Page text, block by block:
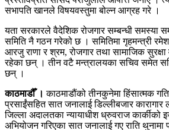
सभापति खानले विषयवस्तुमा बोल्न आग्रह गरे ।
यता सरकारले वैदेशिक रोजगार सम्बन्धी समस्या
समिति नै गठन गरेको छ । समितिमा गृहमन्त्री
आरजु राणा र श्रम, रोजगार तथा सामाजिक सुरक्षा
रहेका छन् । तीन वटै मन्त्रालयका सचिव समेत
छन् ।
काठमाडौँ ।काठमाडौंको तीनकुनेमा हिंसात्मक
प्रसाईंसहित सात जनालाई डिल्लीबजार
जिल्ला अदालतका न्यायाधीश ध्रुवराज कार्कीको
अभियोजन गरिएका सात जनालाई गए राति